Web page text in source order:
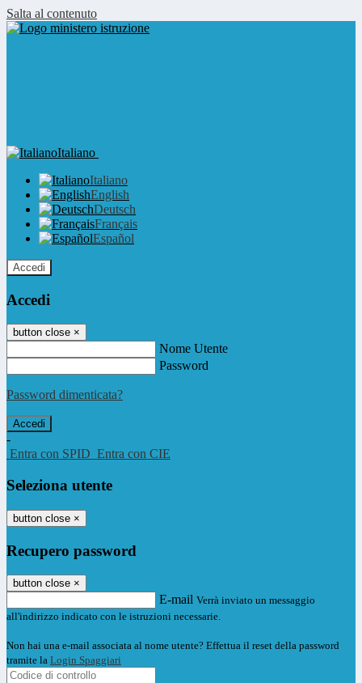
Salta al contenuto
Italiano
Italiano
English
Deutsch
Français
Español
Accedi
Accedi
button close ×
Nome Utente
Password
Password dimenticata?
-
Entra con SPID Entra con CIE
Seleziona utente
button close ×
Recupero password
button close ×
E-mail Verrà inviato un messaggio
all'indirizzo indicato con le istruzioni necessarie.
Non hai una e-mail associata al nome utente? Effettua il reset della password
tramite la Login Spaggiari